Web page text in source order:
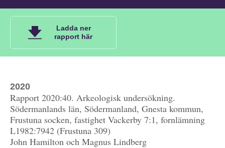
Ladda ner
rapport här
2020
Rapport 2020:40. Arkeologisk undersökning.
Södermanlands län, Södermanland, Gnesta kommun,
Frustuna socken, fastighet Vackerby 7:1, fornlämning
L1982:7942 (Frustuna 309)
John Hamilton och Magnus Lindberg